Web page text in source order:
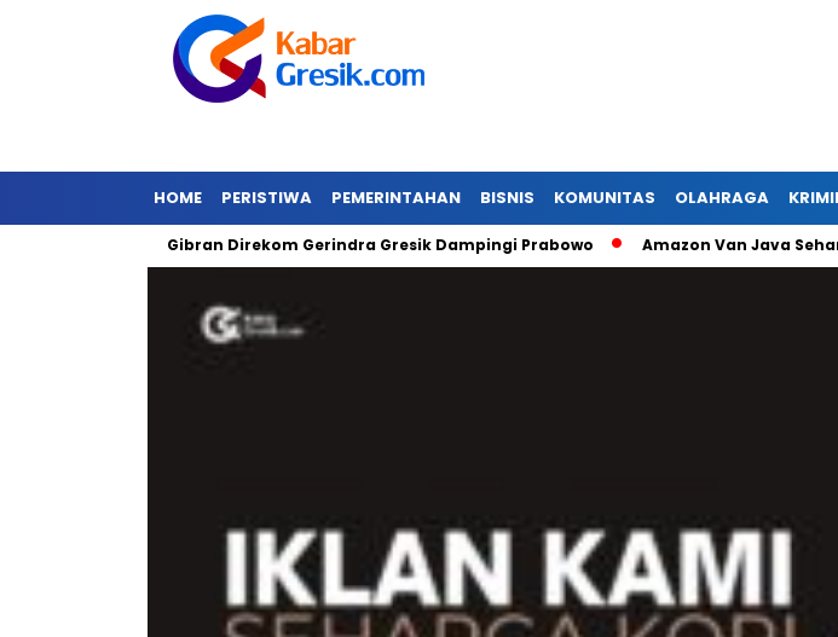
HOME PERISTIWA PEMERINTAHAN BISNIS KOMUNITAS OLAHRAGA
Gibran Direkom Gerindra Gresik Dampingi Prabowo Amazon Van Java Seharga 1M